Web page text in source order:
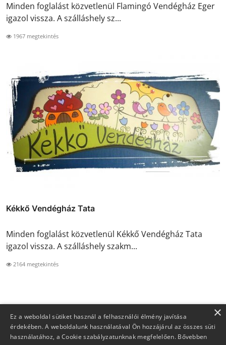
Minden foglalást közvetlenül Flamingó Vendégház Eger
igazol vissza. A szálláshely sz...
1967 megtekintés
Kékkő Vendégház Tata
Minden foglalást közvetlenül Kékkő Vendégház Tata
igazol vissza. A szálláshely szakm...
2164 megtekintés
×
Ez a weboldal sütiket használ a felhasználói élmény javítása
érdekében. A weboldalunk használatával Ön hozzájárul az összes süti
használatához, a Cookie szabályzatunknak megfelelően. Bővebben